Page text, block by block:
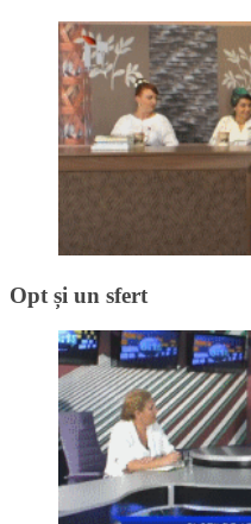
Opt și un sfert